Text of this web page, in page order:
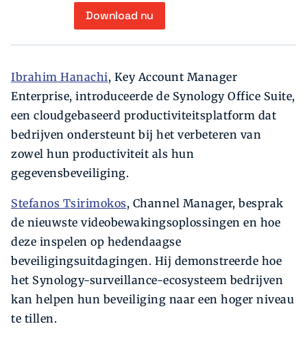
Download nu
Ibrahim Hanachi, Key Account Manager
Enterprise, introduceerde de Synology Office Suite,
een cloudgebaseerd productiviteitsplatform dat
bedrijven ondersteunt bij het verbeteren van
zowel hun productiviteit als hun
gegevensbeveiliging.
Stefanos Tsirimokos, Channel Manager, besprak
de nieuwste videobewakingsoplossingen en hoe
deze inspelen op hedendaagse
beveiligingsuitdagingen. Hij demonstreerde hoe
het Synology-surveillance-ecosysteem bedrijven
kan helpen hun beveiliging naar een hoger niveau
te tillen.